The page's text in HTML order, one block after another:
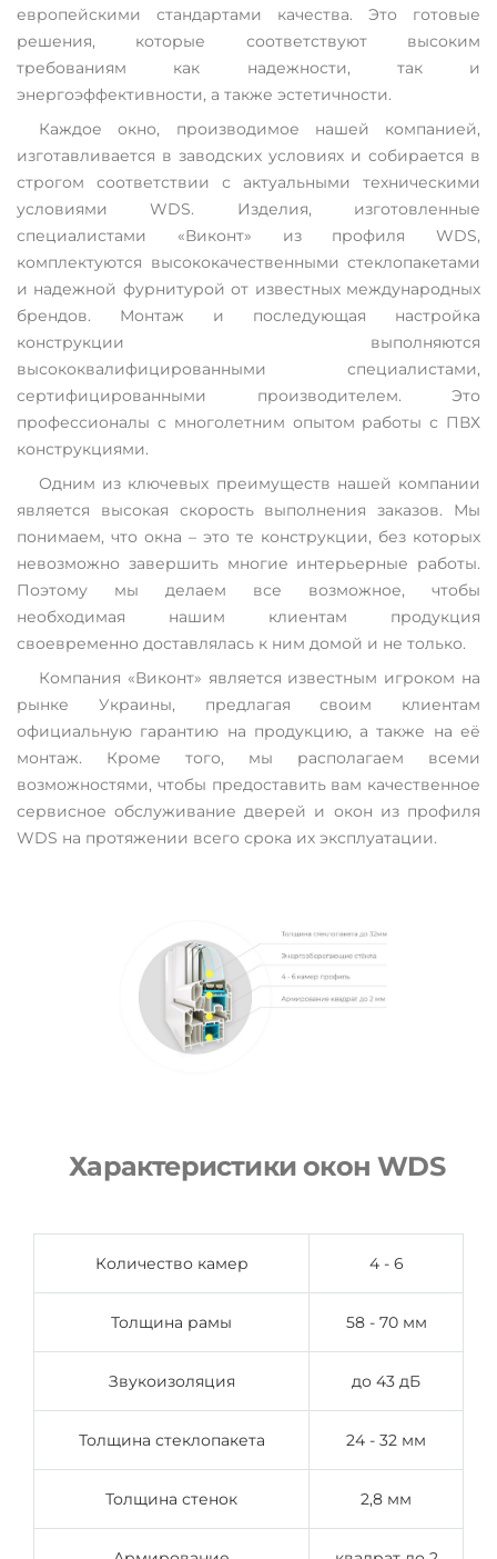
европейскими стандартами качества. Это готовые
решения, которые соответствуют высоким
требованиям как надежности, так и
энергоэффективности, а также эстетичности.
Каждое окно, производимое нашей компанией,
изготавливается в заводских условиях и собирается в
строгом соответствии с актуальными техническими
условиями WDS. Изделия, изготовленные
специалистами «Виконт» из профиля WDS,
комплектуются высококачественными стеклопакетами
и надежной фурнитурой от известных международных
брендов. Монтаж и последующая настройка
конструкции выполняются
высококвалифицированными специалистами,
сертифицированными производителем. Это
профессионалы с многолетним опытом работы с ПВХ
конструкциями.
Одним из ключевых преимуществ нашей компании
является высокая скорость выполнения заказов. Мы
понимаем, что окна – это те конструкции, без которых
невозможно завершить многие интерьерные работы.
Поэтому мы делаем все возможное, чтобы
необходимая нашим клиентам продукция
своевременно доставлялась к ним домой и не только.
Компания «Виконт» является известным игроком на
рынке Украины, предлагая своим клиентам
официальную гарантию на продукцию, а также на её
монтаж. Кроме того, мы располагаем всеми
возможностями, чтобы предоставить вам качественное
сервисное обслуживание дверей и окон из профиля
WDS на протяжении всего срока их эксплуатации.
Характеристики окон WDS
Количество камер 4 - 6
Толщина рамы 58 - 70 мм
Звукоизоляция до 43 дБ
Толщина стеклопакета 24 - 32 мм
Толщина стенок 2,8 мм